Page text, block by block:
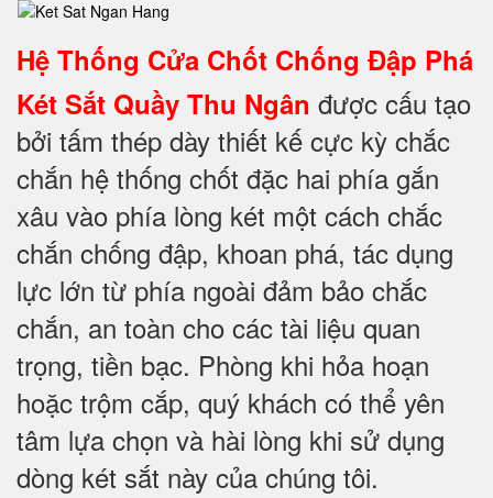
Hệ Thống Cửa Chốt Chống Đập Phá
Két Sắt Quầy Thu Ngân được cấu tạo
bởi tấm thép dày thiết kế cực kỳ chắc
chắn hệ thống chốt đặc hai phía gắn
xâu vào phía lòng két một cách chắc
chắn chống đập, khoan phá, tác dụng
lực lớn từ phía ngoài đảm bảo chắc
chắn, an toàn cho các tài liệu quan
trọng, tiền bạc. Phòng khi hỏa hoạn
hoặc trộm cắp, quý khách có thể yên
tâm lựa chọn và hài lòng khi sử dụng
dòng két sắt này của chúng tôi.